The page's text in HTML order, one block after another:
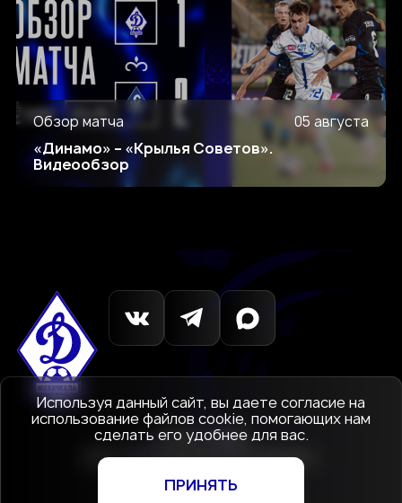
Обзор матча 05 августа
«Динамо» – «Крылья Советов».
Видеообзор
© 1927-2026
АНО «Футбольный клуб Динамо»
Махачкала
Используя данный сайт, вы даете согласие на
использование файлов cookie, помогающих нам
сделать его удобнее для вас.
ПРИНЯТЬ